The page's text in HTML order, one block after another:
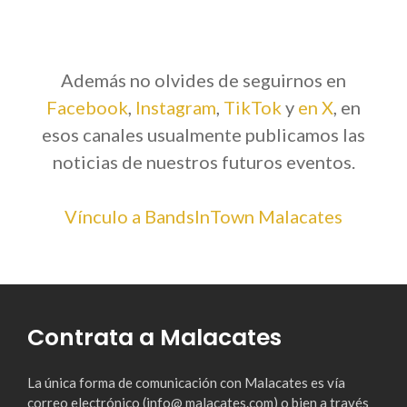
Además no olvides de seguirnos en
Facebook, Instagram, TikTok y en X, en
esos canales usualmente publicamos las
noticias de nuestros futuros eventos.
Vínculo a BandsInTown Malacates
Contrata a Malacates
La única forma de comunicación con Malacates es vía
correo electrónico (info@ malacates.com) o bien a través